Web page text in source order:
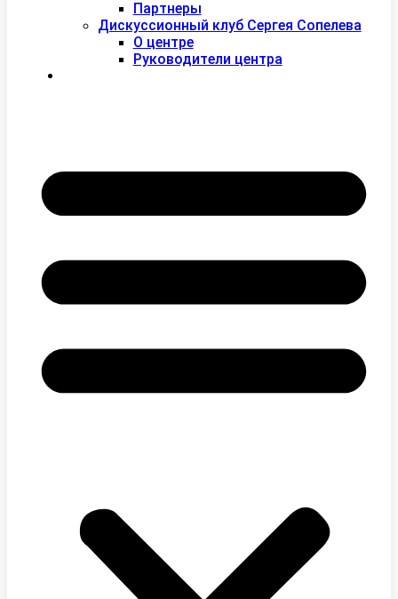
Партнеры
Дискуссионный клуб Сергея Сопелева
О центре
Руководители центра